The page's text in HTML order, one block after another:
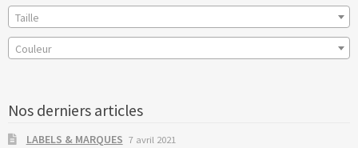
Taille
Couleur
Nos derniers articles
LABELS & MARQUES 7 avril 2021